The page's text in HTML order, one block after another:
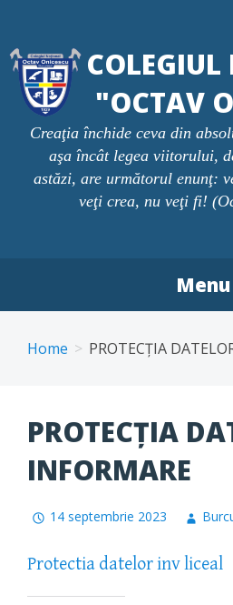
content
"OCTAV
Creaţia închide ceva din
aşa încât legea viitorului,
astăzi, are următorul enunţ:
veţi crea, nu veţi fi!
Menu
Home PROTECȚIA
PROTECȚIA
INFORMARE
14 septembrie 2023
Protectia datelor inv liceal